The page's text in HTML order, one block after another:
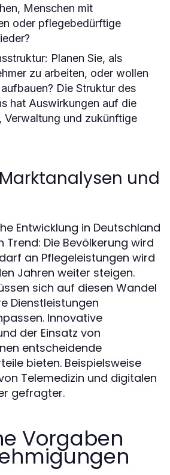
Menschen mit
oder pflegebedürftige
Planen Sie, als
zu arbeiten, oder wollen
Die Struktur des
hat Auswirkungen auf die
Verwaltung und zukünftige
und
Entwicklung in Deutschland
Trend: Die Bevölkerung wird
an Pflegeleistungen wird
Jahren weiter steigen.
sich auf diesen Wandel
Dienstleistungen
Innovative
der Einsatz von
entscheidende
bieten. Beispielsweise
Telemedizin und digitalen
gefragter.
Vorgaben